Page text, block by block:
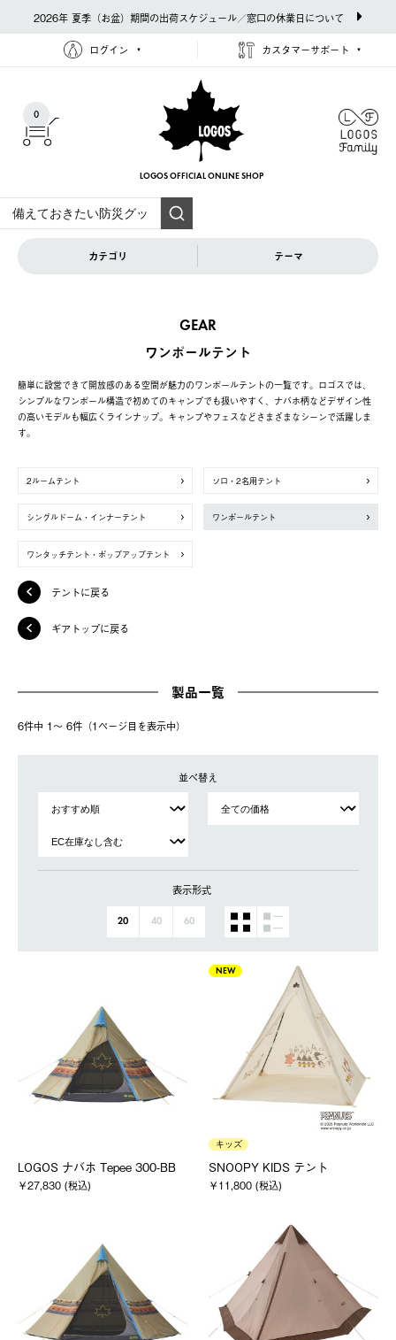
2026年 夏季（お盆）期間の出荷スケジュール／窓口の休業日について
ログイン カスタマーサポート
0
LOGOS OFFICIAL ONLINE SHOP
カテゴリ テーマ
GEAR
ワンポールテント
簡単に設営できて開放感のある空間が魅力のワンポールテントの一覧です。ロゴスでは、
シンプルなワンポール構造で初めてのキャンプでも扱いやすく、ナバホ柄などデザイン性
の高いモデルも幅広くラインナップ。キャンプやフェスなどさまざまなシーンで活躍しま
す。
2ルームテント ソロ・2名用テント
シングルドーム・インナーテント ワンポールテント
ワンタッチテント・ポップアップテント
テントに戻る
ギアトップに戻る
製品一覧
6件中 1〜 6件（1ページ⽬を表⽰中）
並べ替え
表示形式
20 40 60
LOGOS ナバホ Tepee 300-BB
￥27,830 (税込)
NEW
キッズ
SNOOPY KIDS テント
￥11,800 (税込)